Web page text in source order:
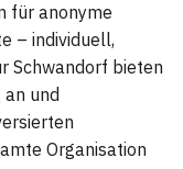
für anonyme
– individuell,
Schwandorf bieten
und
Organisation